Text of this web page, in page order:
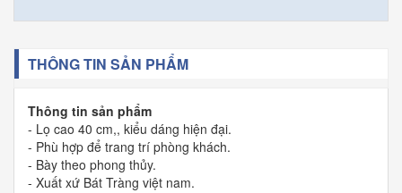
THÔNG TIN SẢN PHẨM
Thông tin sản phẩm
- Lọ cao 40 cm,, kiểu dáng hiện đại.
- Phù hợp để trang trí phòng khách.
- Bày theo phong thủy.
- Xuất xứ Bát Tràng việt nam.